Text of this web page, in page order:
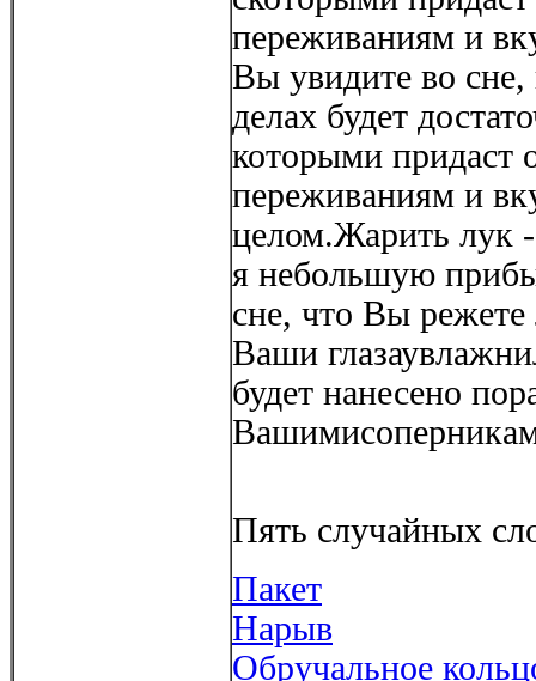
переживаниям и
Вы увидите во
делах будет
которыми придаст
переживаниям и
целом.Жарить лук -
я небольшую
сне, что Вы режете
Ваши
будет нанесено
Пять случайных
Пакет
Нарыв
Обручальное